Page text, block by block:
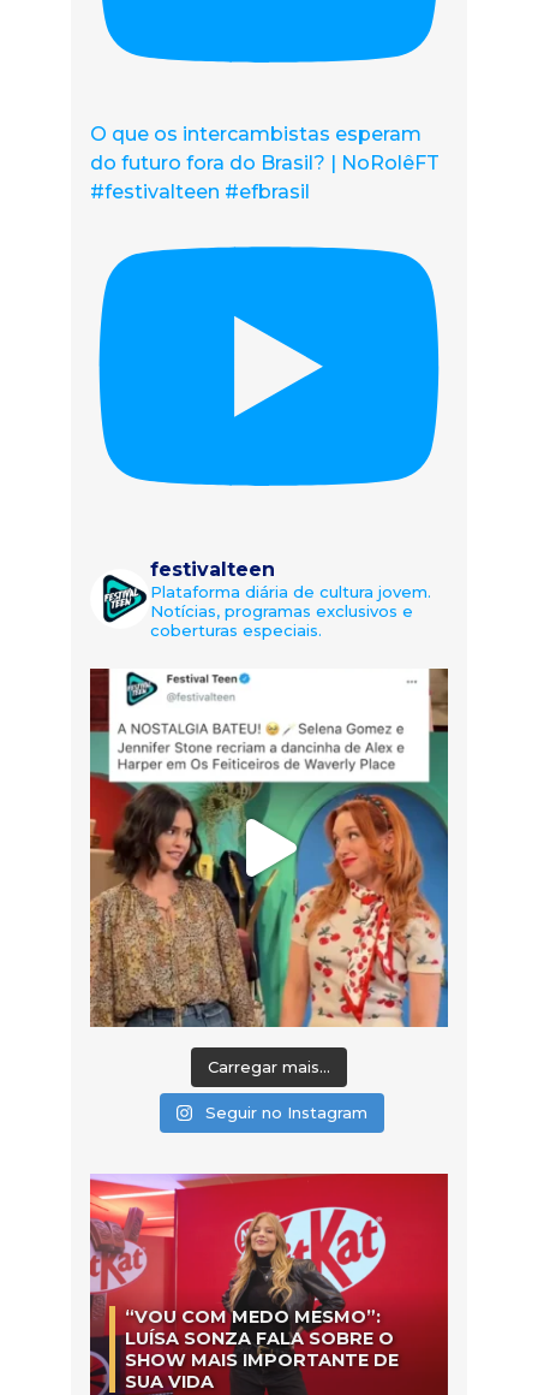
O que os intercambistas esperam
do futuro fora do Brasil? | NoRolêFT
#festivalteen #efbrasil
festivalteen
Plataforma diária de cultura jovem.
Notícias, programas exclusivos e
coberturas especiais.
Carregar mais...
Seguir no Instagram
“VOU COM MEDO MESMO”:
LUÍSA SONZA FALA SOBRE O
SHOW MAIS IMPORTANTE DE
SUA VIDA